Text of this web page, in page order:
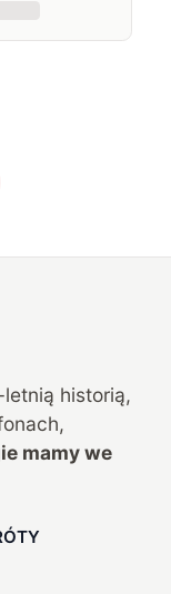
letnią historią,
mamy we